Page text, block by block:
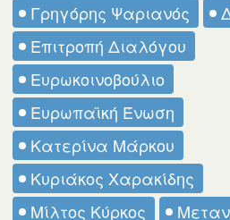
Γρηγόρης Ψαριανός
Επιτροπή Διαλόγου
Ευρωκοινοβούλιο
Ευρωπαϊκή Ένωση
Κατερίνα Μάρκου
Κυριάκος Χαρακίδης
Μίλτος Κύρκος